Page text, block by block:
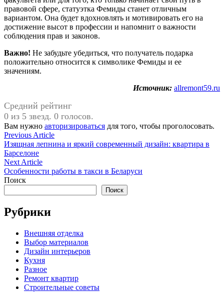
правовой сфере, статуэтка Фемиды станет отличным
вариантом. Она будет вдохновлять и мотивировать его на
достижение высот в профессии и напомнит о важности
соблюдения прав и законов.
Важно! Не забудьте убедиться, что получатель подарка
положительно относится к символике Фемиды и ее
значениям.
Источник: allremont59.ru
Средний рейтинг
0 из 5 звезд. 0 голосов.
Вам нужно авторизироваться для того, чтобы проголосовать.
Навигация
по
записям
Previous ArticlePrevious
article:
Изящная лепнина и яркий современный дизайн: квартира в
Барселоне
Next ArticleNext
article:
Особенности работы в такси в Беларуси
Поиск
Поиск
Рубрики
Внешняя отделка
Выбор материалов
Дизайн интерьеров
Кухня
Разное
Ремонт квартир
Строительные советы